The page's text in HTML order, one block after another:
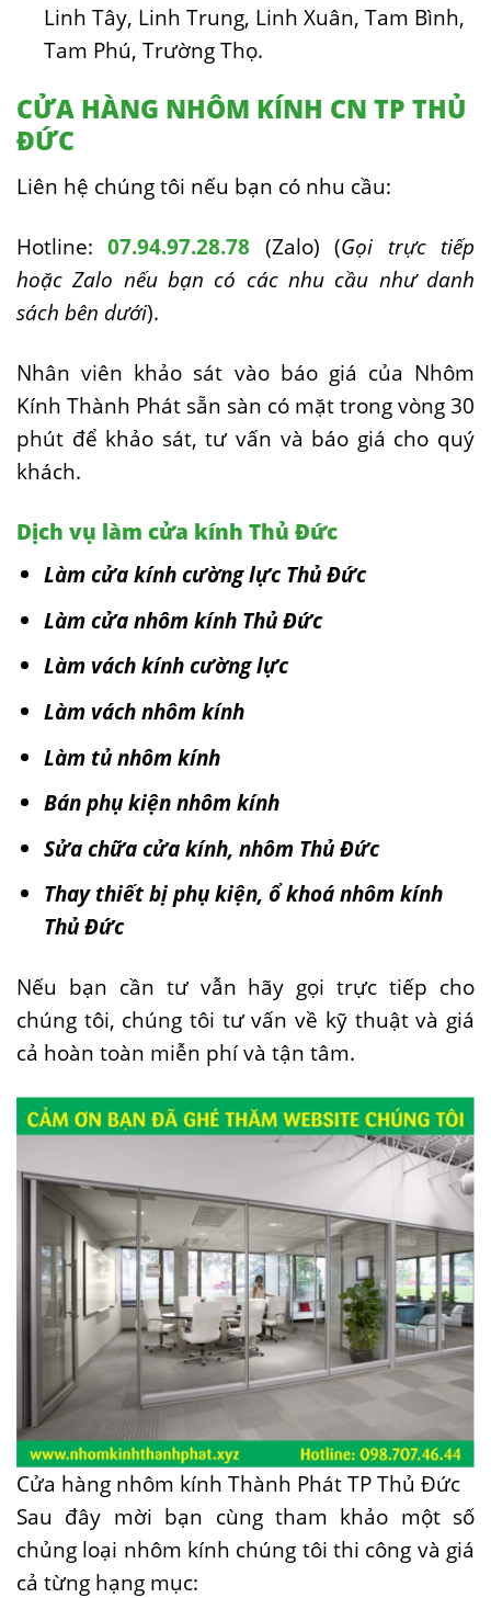
Linh Tây, Linh Trung, Linh Xuân, Tam Bình,
Tam Phú, Trường Thọ.
CỬA HÀNG NHÔM KÍNH CN TP THỦ
ĐỨC
Liên hệ chúng tôi nếu bạn có nhu cầu:
Hotline:07.94.97.28.78 (Zalo) (Gọi trực tiếp
hoặc Zalo nếu bạn có các nhu cầu như danh
sách bên dưới).
Nhân viên khảo sát vào báo giá của Nhôm
Kính Thành Phát sẵn sàn có mặt trong vòng 30
phút để khảo sát, tư vấn và báo giá cho quý
khách.
Dịch vụ làm cửa kính Thủ Đức
Làm cửa kính cường lực Thủ Đức
Làm cửa nhôm kính Thủ Đức
Làm vách kính cường lực
Làm vách nhôm kính
Làm tủ nhôm kính
Bán phụ kiện nhôm kính
Sửa chữa cửa kính, nhôm Thủ Đức
Thay thiết bị phụ kiện, ổ khoá nhôm kính
Thủ Đức
Nếu bạn cần tư vẫn hãy gọi trực tiếp cho
chúng tôi, chúng tôi tư vấn về kỹ thuật và giá
cả hoàn toàn miễn phí và tận tâm.
Cửa hàng nhôm kính Thành Phát TP Thủ Đức
Sau đây mời bạn cùng tham khảo một số
chủng loại nhôm kính chúng tôi thi công và giá
cả từng hạng mục: